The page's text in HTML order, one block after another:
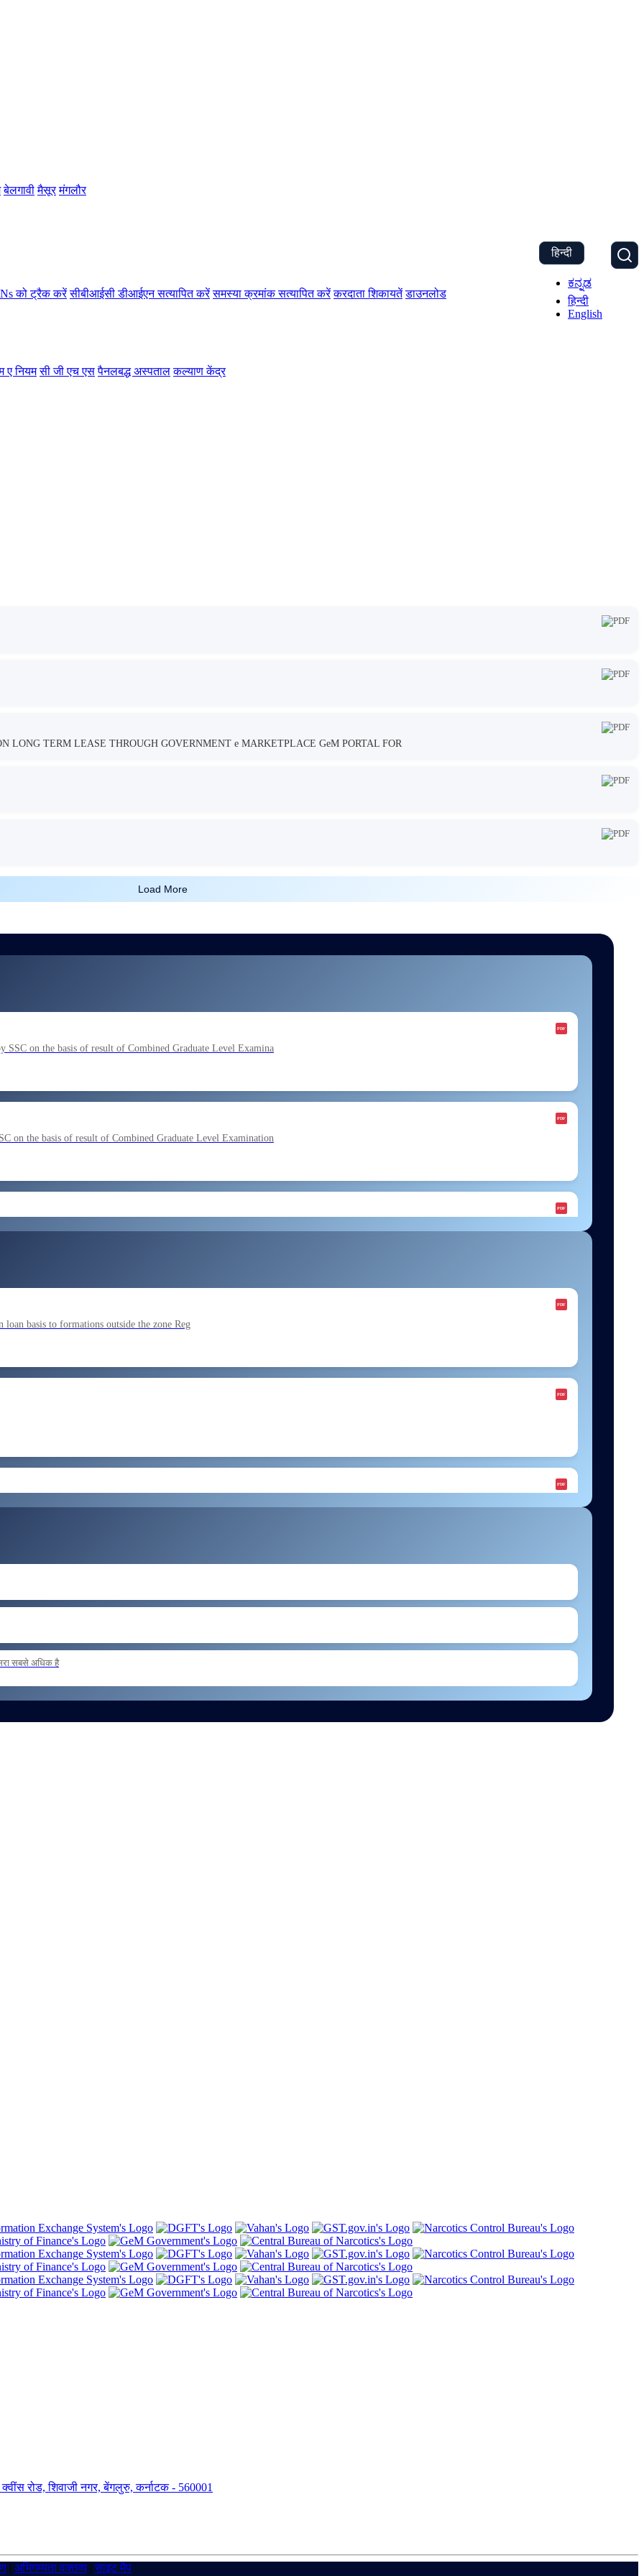
बेलगावी मैसूर मंगलौर
को ट्रैक करें सीबीआईसी डीआईएन सत्यापित करें समस्या क्रमांक सत्यापित करें करदाता शिकायतें डाउनलोड
ए नियम सी जी एच एस पैनलबद्ध अस्पताल कल्याण केंद्र
हिन्दी
ಕನ್ನಡ
हिन्दी
English
LONG TERM LEASE THROUGH GOVERNMENT e MARKETPLACE GeM PORTAL FOR
Load More
on the basis of result of Combined Graduate Level Examina
on the basis of result of Combined Graduate Level Examination
by SSC on the basis of result of CombIned Graduate Level E
on U hRM the basis of result of Combined Graduate Level E
basis to formations outside the zone Reg
POSTING OF INSPECTORS REG
सबसे अधिक है
रोड, शिवाजी नगर, बेंगलुरु, कर्नाटक - 560001
| अभिगम्यता वक्तव्य |साइट मैप